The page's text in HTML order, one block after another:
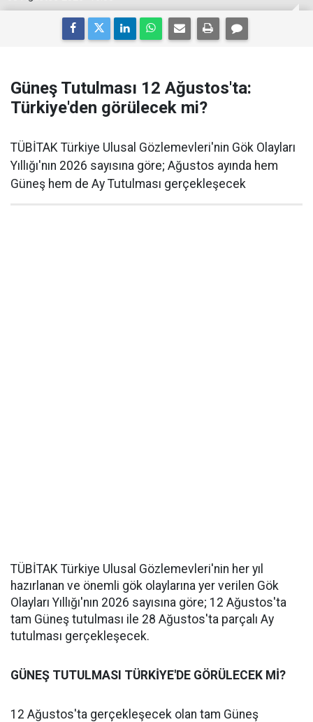
Güneş Tutulması 12 Ağustos'ta:
Türkiye'den görülecek mi?
TÜBİTAK Türkiye Ulusal Gözlemevleri'nin Gök Olayları
Yıllığı'nın 2026 sayısına göre; Ağustos ayında hem
Güneş hem de Ay Tutulması gerçekleşecek
TÜBİTAK Türkiye Ulusal Gözlemevleri'nin her yıl
hazırlanan ve önemli gök olaylarına yer verilen Gök
Olayları Yıllığı'nın 2026 sayısına göre; 12 Ağustos'ta
tam Güneş tutulması ile 28 Ağustos'ta parçalı Ay
tutulması gerçekleşecek.
GÜNEŞ TUTULMASI TÜRKİYE'DE GÖRÜLECEK Mİ?
12 Ağustos'ta gerçekleşecek olan tam Güneş